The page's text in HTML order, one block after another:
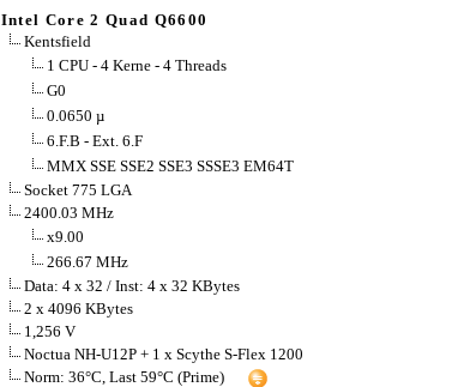
Intel Core 2 Quad Q6600
Kentsfield
1 CPU - 4 Kerne - 4 Threads
G0
0.0650 µ
6.F.B - Ext. 6.F
MMX SSE SSE2 SSE3 SSSE3 EM64T
Socket 775 LGA
2400.03 MHz
x9.00
266.67 MHz
Data: 4 x 32 / Inst: 4 x 32 KBytes
2 x 4096 KBytes
1,256 V
Noctua NH-U12P + 1 x Scythe S-Flex 1200
Norm: 36°C, Last 59°C (Prime)